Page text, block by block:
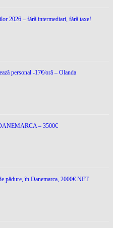
2026 – fără intermediari, fără taxe!
personal -17€/oră – Olanda
– 3500€
pădure, în Danemarca, 2000€ NET